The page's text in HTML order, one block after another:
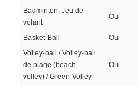
Badminton, Jeu de
volant
Oui
Basket-Ball Oui
Volley-ball / Volley-ball
de plage (beach-
volley) / Green-Volley
Oui